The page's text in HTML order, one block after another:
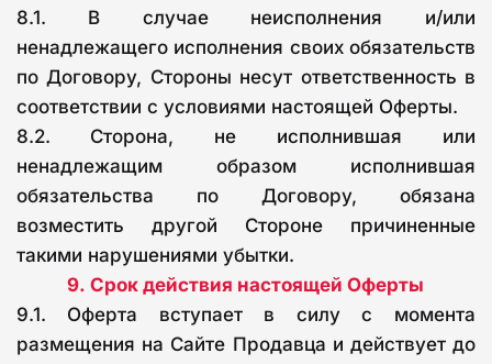
8.1. В случае неисполнения и/или
ненадлежащего исполнения своих обязательств
по Договору, Стороны несут ответственность в
соответствии с условиями настоящей Оферты.
8.2. Сторона, не исполнившая или
ненадлежащим образом исполнившая
обязательства по Договору, обязана
возместить другой Стороне причиненные
такими нарушениями убытки.
9. Срок действия настоящей Оферты
9.1. Оферта вступает в силу с момента
размещения на Сайте Продавца и действует до